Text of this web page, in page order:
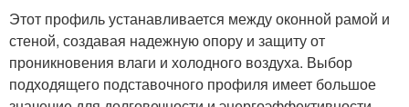
Этот профиль устанавливается между оконной рамой и
стеной, создавая надежную опору и защиту от
проникновения влаги и холодного воздуха. Выбор
подходящего подставочного профиля имеет большое